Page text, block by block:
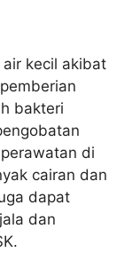
kecil akibat
bakteri
di
cairan dan
dapat
dan